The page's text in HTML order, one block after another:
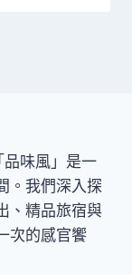
味風」是一
。我們深入探
、精品旅宿與
次的感官饗